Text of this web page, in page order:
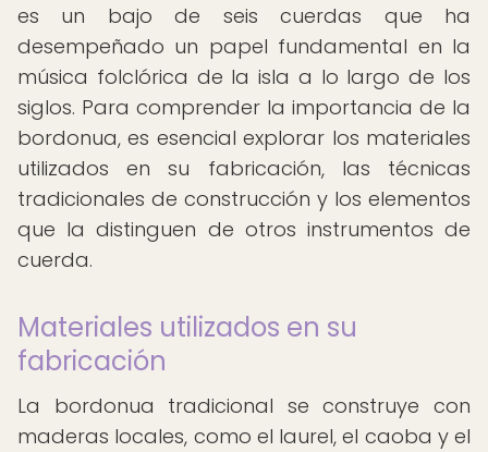
es un bajo de seis cuerdas que ha
desempeñado un papel fundamental en la
música folclórica de la isla a lo largo de los
siglos. Para comprender la importancia de la
bordonua, es esencial explorar los materiales
utilizados en su fabricación, las técnicas
tradicionales de construcción y los elementos
que la distinguen de otros instrumentos de
cuerda.
Materiales utilizados en su
fabricación
La bordonua tradicional se construye con
maderas locales, como el laurel, el caoba y el